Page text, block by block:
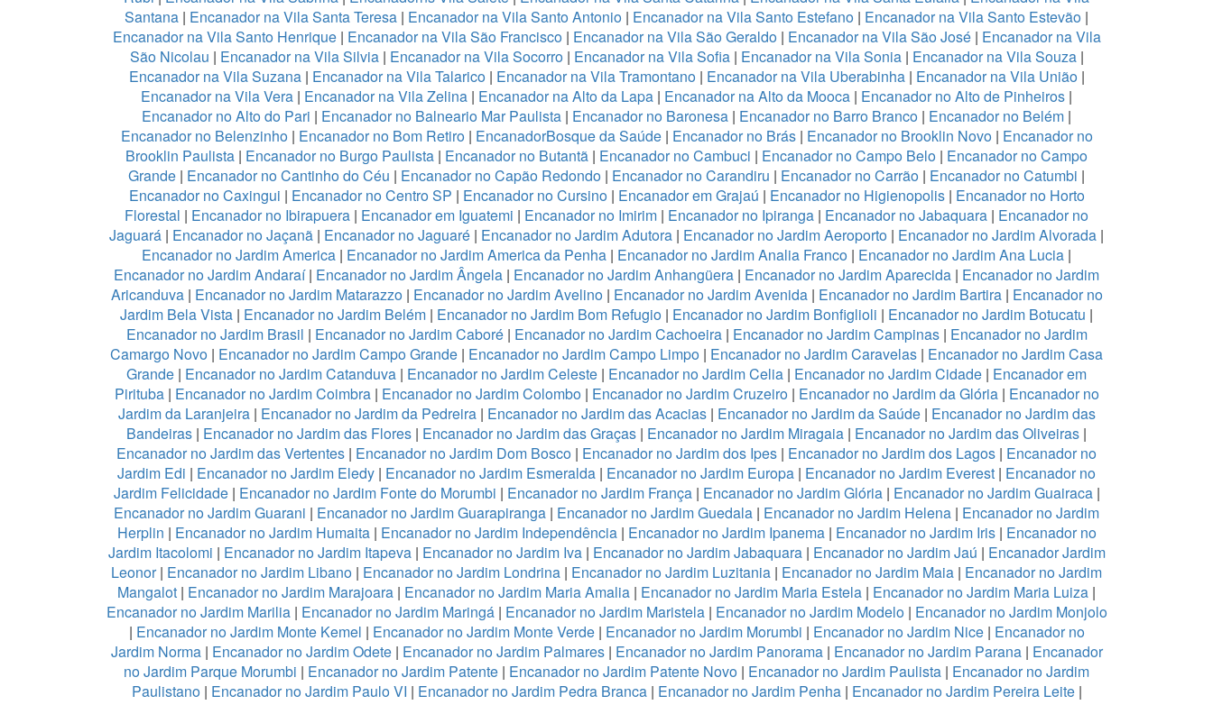
Santana | Encanador na Vila Santa Teresa | Encanador na Vila Santo Antonio | Encanador na Vila Santo Estefano | Encanador na Vila Santo Estevão |
Encanador na Vila Santo Henrique| Encanador na Vila São Francisco| Encanador na Vila São Geraldo| Encanador na Vila São José| Encanador na Vila
São Nicolau | Encanador na Vila Silvia| Encanador na Vila Socorro| Encanador na Vila Sofia| Encanador na Vila Sonia| Encanador na Vila Souza|
Encanador na Vila Suzana| Encanador na Vila Talarico| Encanador na Vila Tramontano| Encanador na Vila Uberabinha| Encanador na Vila União|
Encanador na Vila Vera | Encanador na Vila Zelina | Encanador na Alto da Lapa | Encanador na Alto da Mooca | Encanador no Alto de Pinheiros |
Encanador no Alto do Pari | Encanador no Balneario Mar Paulista | Encanador no Baronesa | Encanador no Barro Branco | Encanador no Belém |
Encanador no Belenzinho| Encanador no Bom Retiro| EncanadorBosque da Saúde| Encanador no Brás| Encanador no Brooklin Novo| Encanador no
Brooklin Paulista | Encanador no Burgo Paulista | Encanador no Butantã | Encanador no Cambuci | Encanador no Campo Belo | Encanador no Campo
Grande | Encanador no Cantinho do Céu | Encanador no Capão Redondo | Encanador no Carandiru | Encanador no Carrão | Encanador no Catumbi |
Encanador no Caxingui | Encanador no Centro SP | Encanador no Cursino| Encanador em Grajaú | Encanador no Higienopolis| Encanador no Horto
Florestal | Encanador no Ibirapuera | Encanador em Iguatemi | Encanador no Imirim | Encanador no Ipiranga | Encanador no Jabaquara | Encanador no
Jaguará | Encanador no Jaçanã | Encanador no Jaguaré | Encanador no Jardim Adutora | Encanador no Jardim Aeroporto | Encanador no Jardim Alvorada |
Encanador no Jardim America | Encanador no Jardim America da Penha | Encanador no Jardim Analia Franco | Encanador no Jardim Ana Lucia |
Encanador no Jardim Andaraí| Encanador no Jardim Ângela | Encanador no Jardim Anhangüera | Encanador no Jardim Aparecida | Encanador no Jardim
Aricanduva| Encanador no Jardim Matarazzo| Encanador no Jardim Avelino| Encanador no Jardim Avenida| Encanador no Jardim Bartira| Encanador no
Jardim Bela Vista | Encanador no Jardim Belém | Encanador no Jardim Bom Refugio | Encanador no Jardim Bonfiglioli | Encanador no Jardim Botucatu |
Encanador no Jardim Brasil | Encanador no Jardim Caboré| Encanador no Jardim Cachoeira| Encanador no Jardim Campinas| Encanador no Jardim
Camargo Novo | Encanador no Jardim Campo Grande | Encanador no Jardim Campo Limpo | Encanador no Jardim Caravelas | Encanador no Jardim Casa
Grande | Encanador no Jardim Catanduva | Encanador no Jardim Celeste | Encanador no Jardim Celia | Encanador no Jardim Cidade | Encanador em
Pirituba| Encanador no Jardim Coimbra| Encanador no Jardim Colombo| Encanador no Jardim Cruzeiro| Encanador no Jardim da Glória| Encanador no
Jardim da Laranjeira| Encanador no Jardim da Pedreira| Encanador no Jardim das Acacias| Encanador no Jardim da Saúde| Encanador no Jardim das
Bandeiras | Encanador no Jardim das Flores | Encanador no Jardim das Graças | Encanador no Jardim Miragaia | Encanador no Jardim das Oliveiras |
Encanador no Jardim das Vertentes | Encanador no Jardim Dom Bosco | Encanador no Jardim dos Ipes | Encanador no Jardim dos Lagos | Encanador no
Jardim Edi | Encanador no Jardim Eledy | Encanador no Jardim Esmeralda | Encanador no Jardim Europa | Encanador no Jardim Everest | Encanador no
Jardim Felicidade| Encanador no Jardim Fonte do Morumbi | Encanador no Jardim França| Encanador no Jardim Glória| Encanador no Jardim Guairaca|
Encanador no Jardim Guarani | Encanador no Jardim Guarapiranga | Encanador no Jardim Guedala | Encanador no Jardim Helena | Encanador no Jardim
Herplin | Encanador no Jardim Humaita| Encanador no Jardim Independência| Encanador no Jardim Ipanema| Encanador no Jardim Iris| Encanador no
Jardim Itacolomi | Encanador no Jardim Itapeva| Encanador no Jardim Iva| Encanador no Jardim Jabaquara| Encanador no Jardim Jaú | Encanador Jardim
Leonor| Encanador no Jardim Libano | Encanador no Jardim Londrina | Encanador no Jardim Luzitania | Encanador no Jardim Maia | Encanador no Jardim
Mangalot | Encanador no Jardim Marajoara | Encanador no Jardim Maria Amalia | Encanador no Jardim Maria Estela | Encanador no Jardim Maria Luiza |
Encanador no Jardim Marilia| Encanador no Jardim Maringá| Encanador no Jardim Maristela| Encanador no Jardim Modelo| Encanador no Jardim Monjolo
| Encanador no Jardim Monte Kemel | Encanador no Jardim Monte Verde| Encanador no Jardim Morumbi | Encanador no Jardim Nice| Encanador no
Jardim Norma| Encanador no Jardim Odete| Encanador no Jardim Palmares| Encanador no Jardim Panorama| Encanador no Jardim Parana| Encanador
no Jardim Parque Morumbi | Encanador no Jardim Patente | Encanador no Jardim Patente Novo | Encanador no Jardim Paulista | Encanador no Jardim
Paulistano| Encanador no Jardim Paulo VI | Encanador no Jardim Pedra Branca| Encanador no Jardim Penha| Encanador no Jardim Pereira Leite|